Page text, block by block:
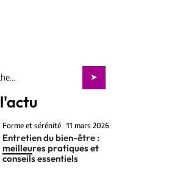
Forme et sérénité 11 mars 2026
Entretien du bien-être :
meilleures pratiques et
conseils essentiels